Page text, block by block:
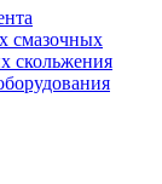
смазочных
скольжения